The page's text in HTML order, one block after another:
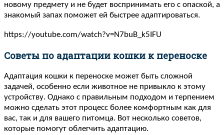
новому предмету и не будет воспринимать его с опаской, а
знакомый запах поможет ей быстрее адаптироваться.
https://youtube.com/watch?v=N7buB_k5IFU
Советы по адаптации кошки к переноске
Адаптация кошки к переноске может быть сложной
задачей, особенно если животное не привыкло к этому
устройству. Однако с правильным подходом и терпением
можно сделать этот процесс более комфортным как для
вас, так и для вашего питомца. Вот несколько советов,
которые помогут облегчить адаптацию.